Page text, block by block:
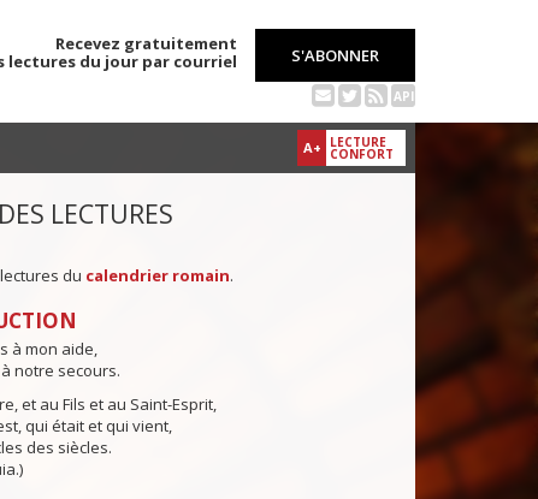
Recevez gratuitement
lectures du jour par courriel
S'ABONNER
API
A+ LECTURE
CONFORT
LECTURES
du calendrier romain.
à mon aide,
notre secours.
et au Fils et au Saint-Esprit,
qui était et qui vient,
des siècles.